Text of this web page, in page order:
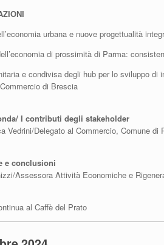
urbana e nuove progettualità
di prossimità di Parma:
e condivisa degli hub per lo sviluppo di
di Brescia
I contributi degli stakeholder
Vedrini/Delegato al Commercio, Comune di
e conclusioni
Assessora Attività Economiche e
al Caffè del Prato